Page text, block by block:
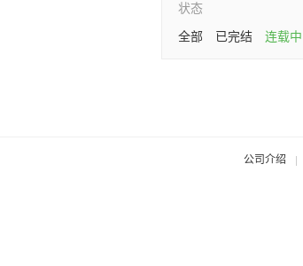
状态
全部
已完结 连载中
公司介绍